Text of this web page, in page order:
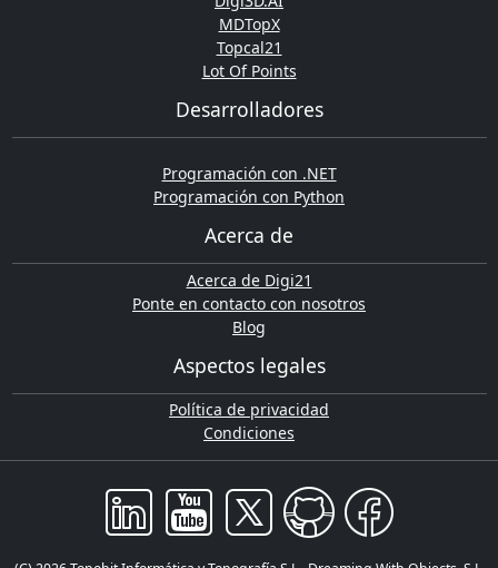
MDTopX
Topcal21
Lot Of Points
Desarrolladores
Programación con .NET
Programación con Python
Acerca de
Acerca de Digi21
Ponte en contacto con nosotros
Blog
Aspectos legales
Política de privacidad
Condiciones